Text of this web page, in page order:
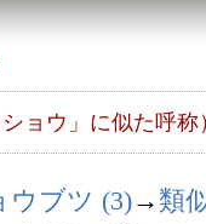
ショウ」に似た呼称
ウブツ (3)→ 類